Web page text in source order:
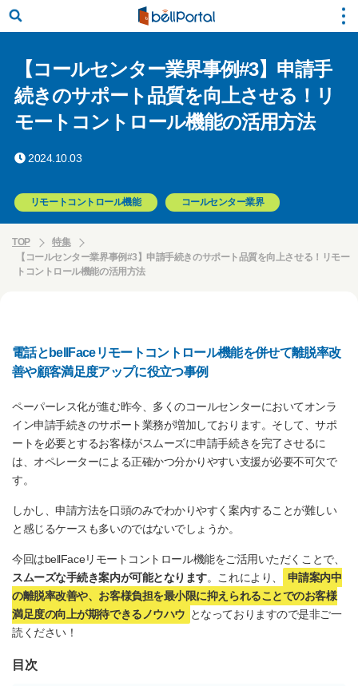
【コールセンター業界事例#3】申請手
続きのサポート品質を向上させる！リ
モートコントロール機能の活用方法
2024.10.03
リモートコントロール機能 コールセンター業界
TOP
特集
【コールセンター業界事例#3】申請手続きのサポート品質を向上させる！リモー
トコントロール機能の活用方法
電話とbellFaceリモートコントロール機能を併せて離脱率改
善や顧客満足度アップに役立つ事例
ペーパーレス化が進む昨今、多くのコールセンターにおいてオンラ
イン申請手続きのサポート業務が増加しております。そして、サポ
ートを必要とするお客様がスムーズに申請手続きを完了させるに
は、オペレーターによる正確かつ分かりやすい支援が必要不可欠で
す。
しかし、申請方法を口頭のみでわかりやすく案内することが難しい
と感じるケースも多いのではないでしょうか。
今回はbellFaceリモートコントロール機能をご活用いただくことで、
スムーズな手続き案内が可能となります。これにより、
申請案内中
の離脱率改善や、お客様負担を最小限に抑えられることでのお客様
満足度の向上が期待できるノウハウ となっておりますので是非ご一
読ください！
目次